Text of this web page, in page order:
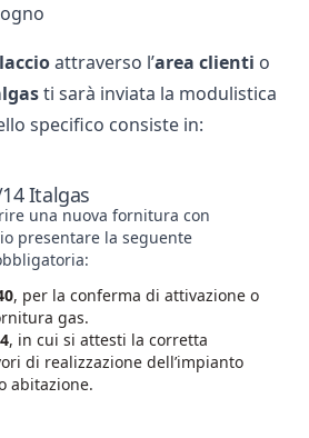
attraverso l’area clienti o
ti sarà inviata la modulistica
specifico consiste in:
Italgas
una nuova fornitura con
presentare la seguente
, per la conferma di attivazione o
gas.
, in cui si attesti la corretta
di realizzazione dell’impianto
abitazione.